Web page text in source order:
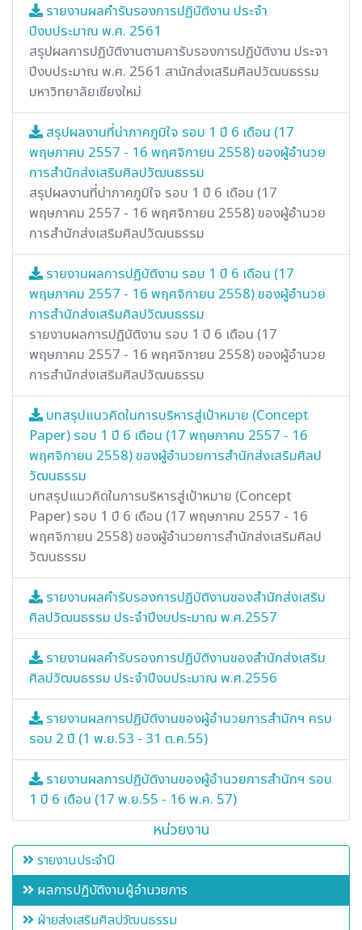
รายงานผลคำรับรองการปฏิบัติงาน ประจำ
ปีงบประมาณ พ.ศ. 2561
สรุปผลการปฏิบัติงานตามคารับรองการปฏิบัติงาน ประจา
ปีงบประมาณ พ.ศ. 2561 สานักส่งเสริมศิลปวัฒนธรรม
มหาวิทยาลัยเชียงใหม่
สรุปผลงานที่น่าภาคภูมิใจ รอบ 1 ปี 6 เดือน (17
พฤษภาคม 2557 - 16 พฤศจิกายน 2558) ของผู้อำนวย
การสำนักส่งเสริมศิลปวัฒนธรรม
สรุปผลงานที่น่าภาคภูมิใจ รอบ 1 ปี 6 เดือน (17
พฤษภาคม 2557 - 16 พฤศจิกายน 2558) ของผู้อำนวย
การสำนักส่งเสริมศิลปวัฒนธรรม
รายงานผลการปฏิบัติงาน รอบ 1 ปี 6 เดือน (17
พฤษภาคม 2557 - 16 พฤศจิกายน 2558) ของผู้อำนวย
การสำนักส่งเสริมศิลปวัฒนธรรม
รายงานผลการปฏิบัติงาน รอบ 1 ปี 6 เดือน (17
พฤษภาคม 2557 - 16 พฤศจิกายน 2558) ของผู้อำนวย
การสำนักส่งเสริมศิลปวัฒนธรรม
บทสรุปแนวคิดในการบริหารสู่เป้าหมาย (Concept
Paper) รอบ 1 ปี 6 เดือน (17 พฤษภาคม 2557 - 16
พฤศจิกายน 2558) ของผู้อำนวยการสำนักส่งเสริมศิลป
วัฒนธรรม
บทสรุปแนวคิดในการบริหารสู่เป้าหมาย (Concept
Paper) รอบ 1 ปี 6 เดือน (17 พฤษภาคม 2557 - 16
พฤศจิกายน 2558) ของผู้อำนวยการสำนักส่งเสริมศิลป
วัฒนธรรม
รายงานผลคำรับรองการปฏิบัติงานของสำนักส่งเสริม
ศิลปวัฒนธรรม ประจำปีงบประมาณ พ.ศ.2557
รายงานผลคำรับรองการปฏิบัติงานของสำนักส่งเสริม
ศิลปวัฒนธรรม ประจำปีงบประมาณ พ.ศ.2556
รายงานผลการปฏิบัติงานของผู้อำนวยการสำนักฯ ครบ
รอบ 2 ปี (1 พ.ย.53 - 31 ต.ค.55)
รายงานผลการปฏิบัติงานของผู้อำนวยการสำนักฯ รอบ
1 ปี 6 เดือน (17 พ.ย.55 - 16 พ.ค. 57)
หน่วยงาน
รายงานประจำปี
ผลการปฏิบัติงานผู้อำนวยการ
ฝ่ายส่งเสริมศิลปวัฒนธรรม